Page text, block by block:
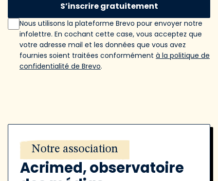
S’inscrire gratuitement
Nous utilisons la plateforme Brevo pour envoyer notre
infolettre. En cochant cette case, vous acceptez que
votre adresse mail et les données que vous avez
fournies soient traitées conformément à la politique de
confidentialité de Brevo.
Notre association
Acrimed, observatoire